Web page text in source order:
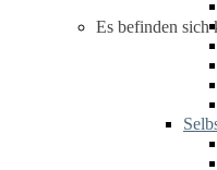
Es befinden sich